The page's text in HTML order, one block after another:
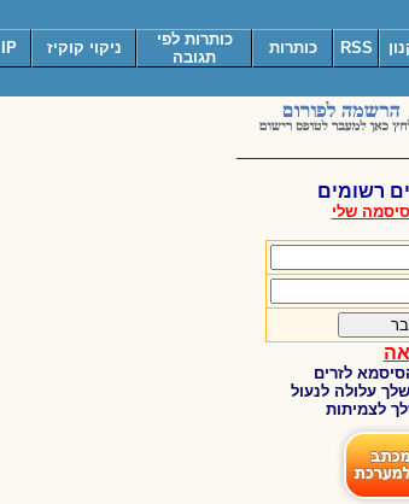
RSS כותרות
כותרות לפי
תגובה
ניקוי קוקיז IP
רשומים
שלי
לזרים
עלולה לנעול
לצמיתות